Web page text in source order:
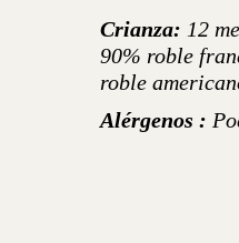
Crianza: 12
90% roble
roble
Alérgenos :